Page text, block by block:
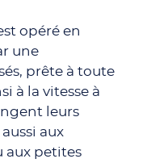
opéré en
une
prête à toute
à la vitesse à
leurs
aux
aux petites